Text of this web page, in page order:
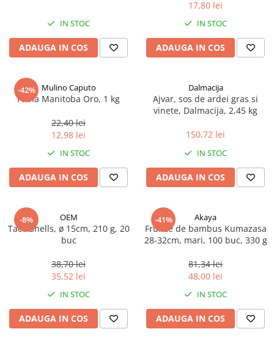
Sare de mare din Marea Nordului
Sare de mare din Oceanele Pacific
si Indian
Portugalia
Sare de roca
Sare speciala
Terine si placinte
Uleiuri speciale/presate la rece
Ulei de masline extravirgin
Ulei Gewurzgarten
Ulei Huilerie Beaujolaise
Ulei Huileries du Berry
Uleiuri aromatizate
Ulei Wiberg Gastro
Prajitore paine
Gratare
IN STOC
ADAUGA IN COS
17,80 lei
IN STOC
ADAUGA IN COS
-42% Mulino Caputo
Faina Manitoba Oro, 1 kg
22,40 lei
12,98 lei
IN STOC
ADAUGA IN COS
Dalmacija
Ajvar, sos de ardei gras si
vinete, Dalmacija, 2,45 kg
150,72 lei
IN STOC
ADAUGA IN COS
-8% OEM
Taco Shells, ø 15cm, 210 g, 20
buc
38,70 lei
35,52 lei
IN STOC
ADAUGA IN COS
-41% Akaya
Frunze de bambus Kumazasa
28-32cm, mari, 100 buc, 330 g
81,34 lei
48,00 lei
IN STOC
ADAUGA IN COS